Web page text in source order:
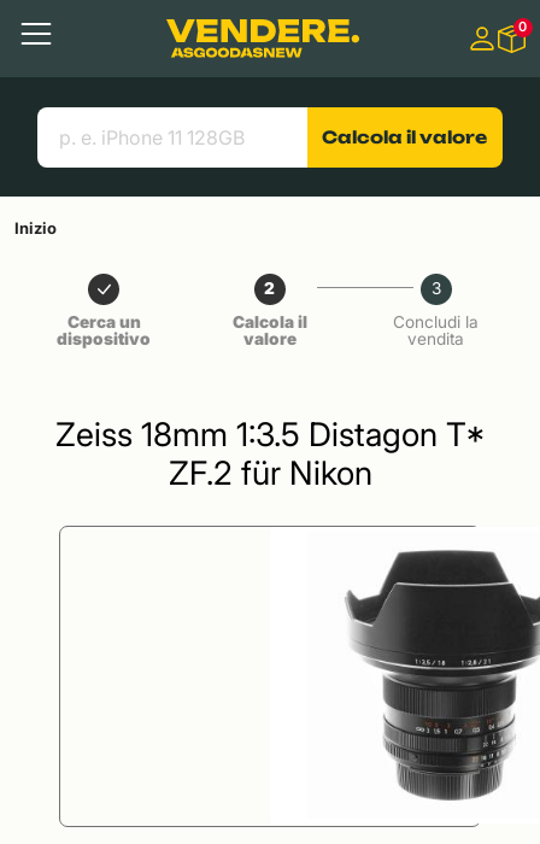
Contenuto principale
Menu
Cerca
Link utili
0
Calcola il valore
Inizio
Cerca un
dispositivo
2
Calcola il
valore
3
Concludi la
vendita
Zeiss 18mm 1:3.5 Distagon T*
ZF.2 für Nikon